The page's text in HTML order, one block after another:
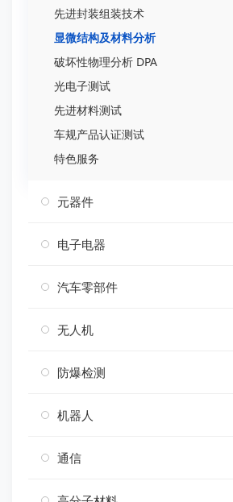
先进封装组装技术
显微结构及材料分析
破坏性物理分析 DPA
光电子测试
先进材料测试
车规产品认证测试
特色服务
元器件
电子电器
汽车零部件
无人机
防爆检测
机器人
通信